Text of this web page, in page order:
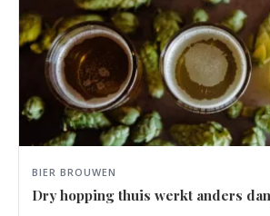
BIER BROUWEN
Dry hopping thuis werkt anders